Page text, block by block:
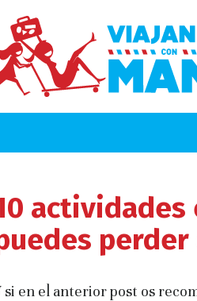
actividades
perder
si en el anterior post os